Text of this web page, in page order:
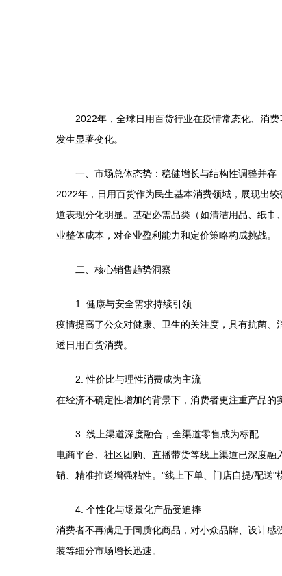
2022年，全球日用百货行业在疫情常态化、消
发生显著变化。
一、市场总体态势：稳健增长与结构性调整并存
2022年，日用百货作为民生基本消费领域，展现出
道表现分化明显。基础必需品类（如清洁用品、纸
业整体成本，对企业盈利能力和定价策略构成挑战。
二、核心销售趋势洞察
1. 健康与安全需求持续引领
疫情提高了公众对健康、卫生的关注度，具有抗菌
透日用百货消费。
2. 性价比与理性消费成为主流
在经济不确定性增加的背景下，消费者更注重产品的
3. 线上渠道深度融合，全渠道零售成为标配
电商平台、社区团购、直播带货等线上渠道已深度
销、精准推送增强粘性。"线上下单、门店自提/配送"
4. 个性化与场景化产品受追捧
消费者不再满足于同质化商品，对小众品牌、设计
装等细分市场增长迅速。